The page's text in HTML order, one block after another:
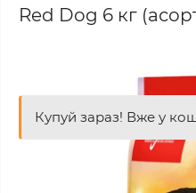
Red Dog 6 кг
Купуй зараз! Вже у